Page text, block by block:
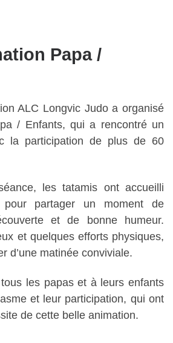
Papa /
ALC Longvic Judo a organisé
/ Enfants, qui a rencontré un
la participation de plus de 60
les tatamis ont accueilli
partager un moment de
et de bonne humeur.
et quelques efforts physiques,
d’une matinée conviviale.
les papas et à leurs enfants
et leur participation, qui ont
de cette belle animation.